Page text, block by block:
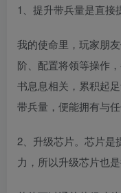
1、提升带兵量是直接
我的使命里，玩家朋
阶、配置将领等操作
书息息相关，累积起
带兵量，便能拥有与
2、升级芯片。芯片是
力，所以升级芯片也